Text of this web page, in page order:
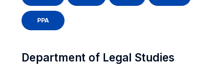
PPA
Department of Legal Studies